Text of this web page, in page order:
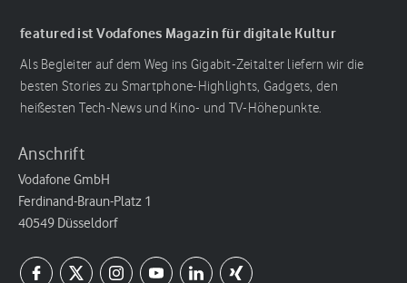
featured ist Vodafones Magazin für digitale Kultur
Als Begleiter auf dem Weg ins Gigabit-Zeitalter liefern wir die
besten Stories zu Smartphone-Highlights, Gadgets, den
heißesten Tech-News und Kino- und TV-Höhepunkte.
Anschrift
Vodafone GmbH
Ferdinand-Braun-Platz 1
40549 Düsseldorf